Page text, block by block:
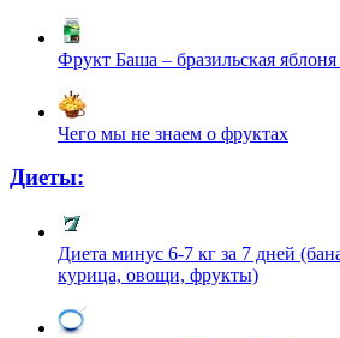
Фрукт Баша – бразильская
Чего мы не знаем о фруктах
Диеты:
Диета минус 6-7 кг за 7 дней
курица, овощи, фрукты)